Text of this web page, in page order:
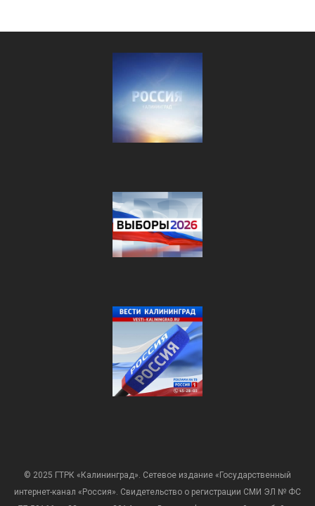
© 2025 ГТРК «Калининград». Сетевое издание «Государственный
интернет-канал «Россия». Свидетельство о регистрации СМИ ЭЛ № ФС